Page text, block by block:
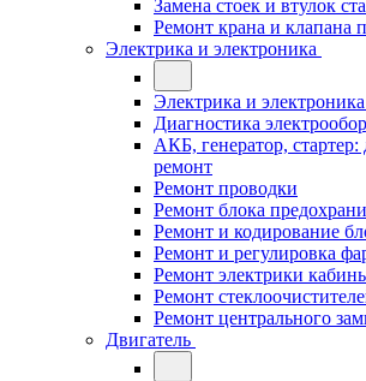
Замена стоек и втулок
Ремонт крана и клапана
Электрика и электроника
Электрика и электроника
Диагностика
АКБ, генератор, стартер:
ремонт
Ремонт проводки
Ремонт блока
Ремонт и кодирование
Ремонт и регулировка
Ремонт электрики
Ремонт
Ремонт центрального
Двигатель